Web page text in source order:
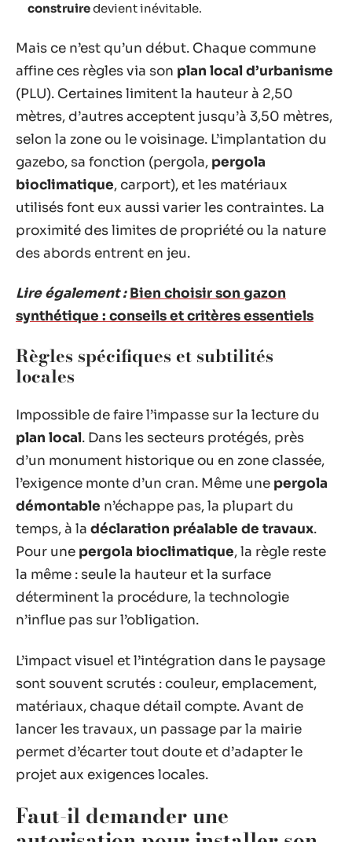
construiredevient inévitable.
Mais ce n’est qu’un début. Chaque commune
affine ces règles via son plan local d’urbanisme
(PLU). Certaines limitent la hauteur à 2,50
mètres, d’autres acceptent jusqu’à 3,50 mètres,
selon la zone ou le voisinage. L’implantation du
gazebo, sa fonction (pergola, pergola
bioclimatique, carport), et les matériaux
utilisés font eux aussi varier les contraintes. La
proximité des limites de propriété ou la nature
des abords entrent en jeu.
Lire également : Bien choisir son gazon
synthétique : conseils et critères essentiels
Règles spécifiques et subtilités
locales
Impossible de faire l’impasse sur la lecture du
plan local. Dans les secteurs protégés, près
d’un monument historique ou en zone classée,
l’exigence monte d’un cran. Même une pergola
démontable n’échappe pas, la plupart du
temps, à la déclaration préalable de travaux.
Pour une pergola bioclimatique, la règle reste
la même : seule la hauteur et la surface
déterminent la procédure, la technologie
n’influe pas sur l’obligation.
L’impact visuel et l’intégration dans le paysage
sont souvent scrutés : couleur, emplacement,
matériaux, chaque détail compte. Avant de
lancer les travaux, un passage par la mairie
permet d’écarter tout doute et d’adapter le
projet aux exigences locales.
Faut-il demander une